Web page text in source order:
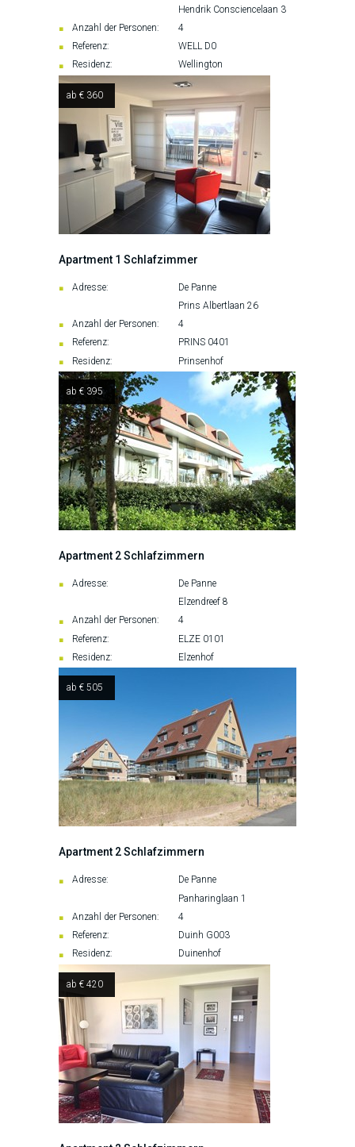
Hendrik Consciencelaan 3
Anzahl der Personen:
4
Referenz:
WELL D0
Residenz:
Wellington
ab € 360
Apartment 1 Schlafzimmer
Adresse:
De Panne
Prins Albertlaan 26
Anzahl der Personen:
4
Referenz:
PRINS 0401
Residenz:
Prinsenhof
ab € 395
Apartment 2 Schlafzimmern
Adresse:
De Panne
Elzendreef 8
Anzahl der Personen:
4
Referenz:
ELZE 0101
Residenz:
Elzenhof
ab € 505
Apartment 2 Schlafzimmern
Adresse:
De Panne
Panharinglaan 1
Anzahl der Personen:
4
Referenz:
Duinh G003
Residenz:
Duinenhof
ab € 420